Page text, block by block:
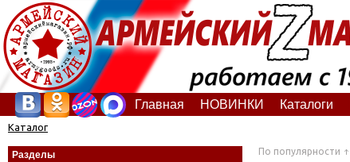
Главная НОВИНКИ Каталоги
Каталог
Разделы По популярности